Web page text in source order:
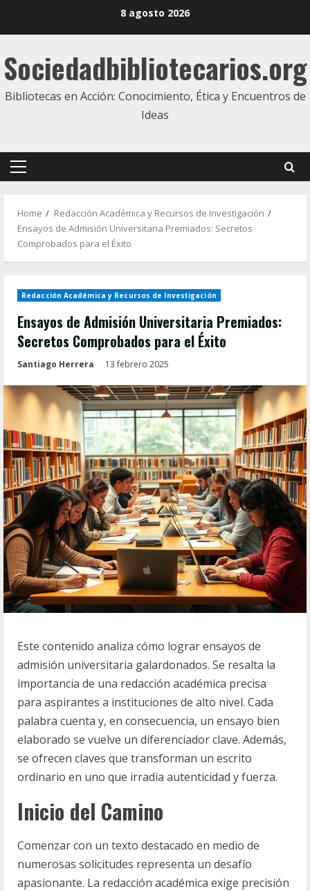
8 agosto 2026
Sociedadbibliotecarios.org
Bibliotecas en Acción: Conocimiento, Ética y Encuentros de
Ideas
Primary
Home
Redacción Académica y Recursos de Investigación
Ensayos de Admisión Universitaria Premiados: Secretos
Comprobados para el Éxito
Redacción Académica y Recursos de Investigación
Ensayos de Admisión Universitaria Premiados:
Secretos Comprobados para el Éxito
Santiago Herrera 13 febrero 2025
Este contenido analiza cómo lograr ensayos de
admisión universitaria galardonados. Se resalta la
importancia de una redacción académica precisa
para aspirantes a instituciones de alto nivel. Cada
palabra cuenta y, en consecuencia, un ensayo bien
elaborado se vuelve un diferenciador clave. Además,
se ofrecen claves que transforman un escrito
ordinario en uno que irradia autenticidad y fuerza.
Inicio del Camino
Comenzar con un texto destacado en medio de
numerosas solicitudes representa un desafío
apasionante. La redacción académica exige precisión